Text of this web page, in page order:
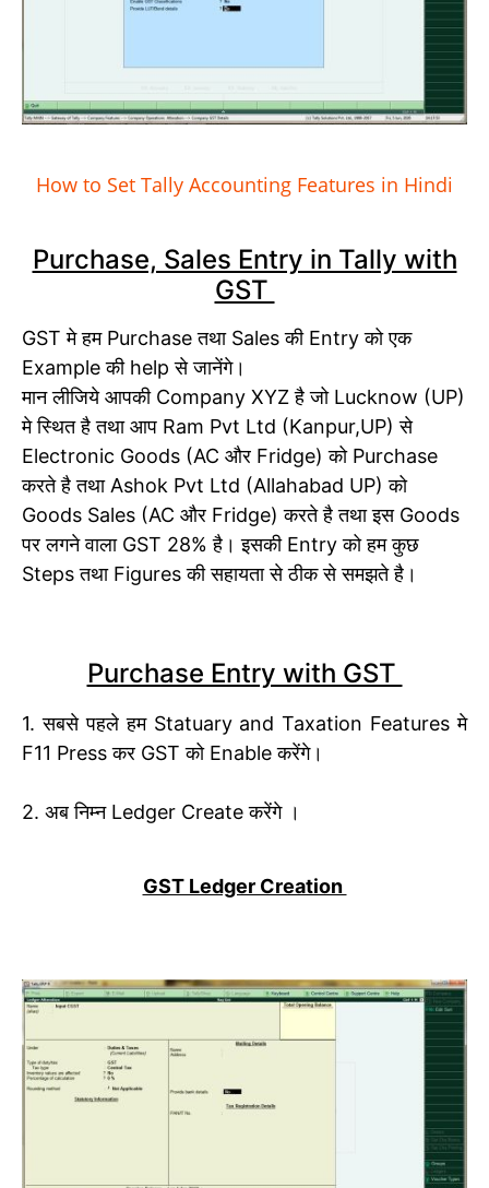
How to Set Tally Accounting Features in Hindi
Purchase, Sales Entry in Tally with
GST
GST मे हम Purchase तथा Sales की Entry को एक
Example की help से जानेंगे।
मान लीजिये आपकी Company XYZ है जो Lucknow (UP)
मे स्थित है तथा आप Ram Pvt Ltd (Kanpur,UP) से
Electronic Goods (AC और Fridge) को Purchase
करते है तथा Ashok Pvt Ltd (Allahabad UP) को
Goods Sales (AC और Fridge) करते है तथा इस Goods
पर लगने वाला GST 28% है। इसकी Entry को हम कुछ
Steps तथा Figures की सहायता से ठीक से समझते है।
Purchase Entry with GST
1. सबसे पहले हम Statuary and Taxation Features मे
F11 Press कर GST को Enable करेंगे।
2. अब निम्न Ledger Create करेंगे ।
GST Ledger Creation